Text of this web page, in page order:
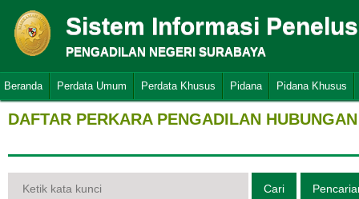
Sistem Informasi
PENGADILAN NEGERI SURABAYA
Beranda Perdata Umum Perdata Khusus Pidana Pidana Khusus
DAFTAR PERKARA PENGADILAN